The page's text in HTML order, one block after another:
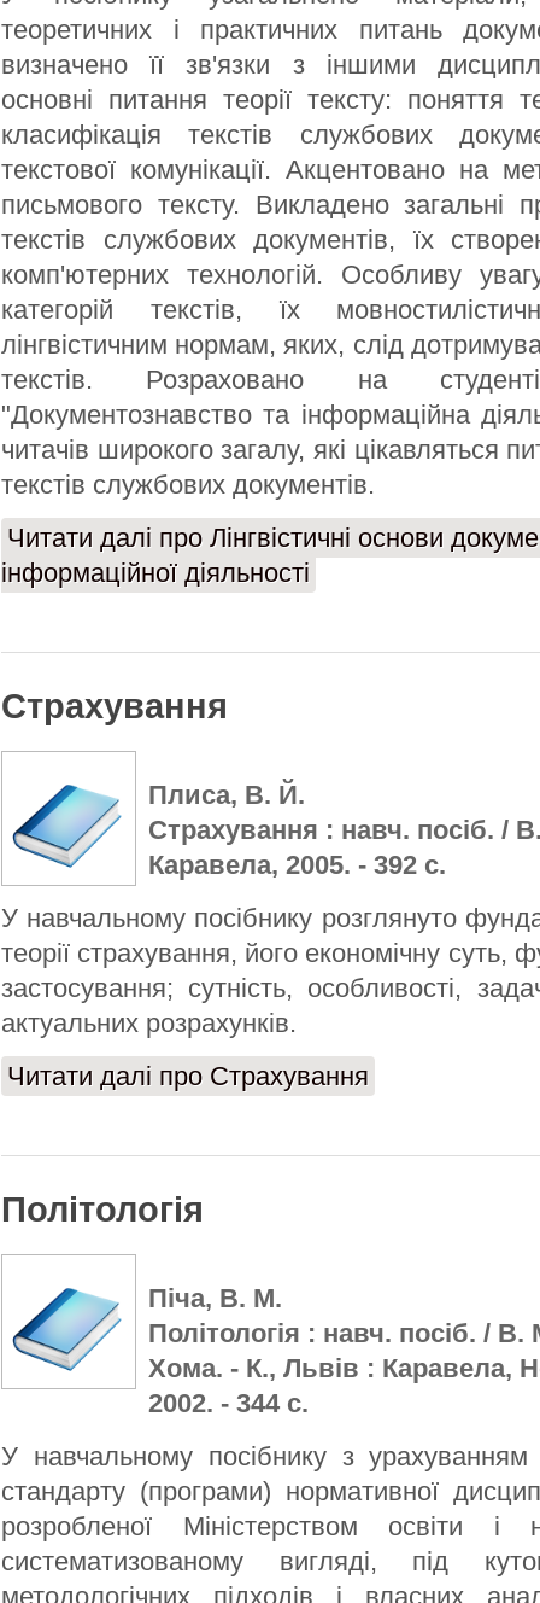
теоретичних і практичних питань
визначено її зв'язки з іншими
основні питання теорії тексту: поняття
класифікація текстів службових
текстової комунікації. Акцентовано на
письмового тексту. Викладено загальні
текстів службових документів, їх
комп'ютерних технологій. Особливу
категорій текстів, їх
лінгвістичним нормам, яких, слід
текстів. Розраховано на
"Документознавство та інформаційна
читачів широкого загалу, які цікавляться
текстів службових документів.
Читати далі про Лінгвістичні основи
інформаційної діяльності
Страхування
Плиса, В. Й.
Страхування : навч. посіб. /
Каравела, 2005. - 392 с.
У навчальному посібнику розглянуто
теорії страхування, його економічну суть,
застосування; сутність, особливості,
актуальних розрахунків.
Читати далі про Страхування
Політологія
Піча, В. М.
Політологія : навч. посіб. /
Хома. - К., Львів : Каравела,
2002. - 344 с.
У навчальному посібнику з
стандарту (програми) нормативної
розробленої Міністерством освіти
систематизованому вигляді, під
методологічних підходів і власних